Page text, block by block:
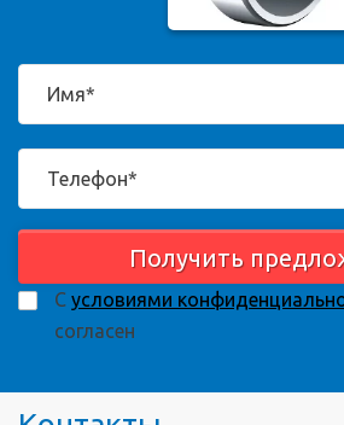
Получить
С условиями
согласен